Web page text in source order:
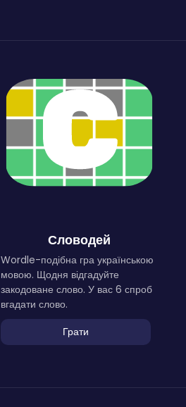
Словодей
Wordle-подібна гра українською
мовою. Щодня відгадуйте
закодоване слово. У вас 6 спроб
вгадати слово.
Грати